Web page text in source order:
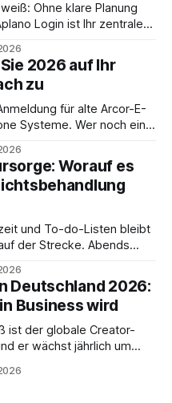
Ohne klare Planung
Login ist Ihr zentraler
kommunikation rund um
In diesem Leitfaden
reibungslosen Einstieg
2026 auf Ihr
zu
Systeme. Wer noch eine
Vodafone E-Mail & Cloud
über mail.Worauf es
und To-do-Listen bleibt
der Strecke. Abends
drin. Dabei reagiert die
und
spannt oder neigt zu
Deutschland 2026:
Business wird
ist der globale Creator-
er wächst jährlich um
Wirtschaftszweig. Weltweit